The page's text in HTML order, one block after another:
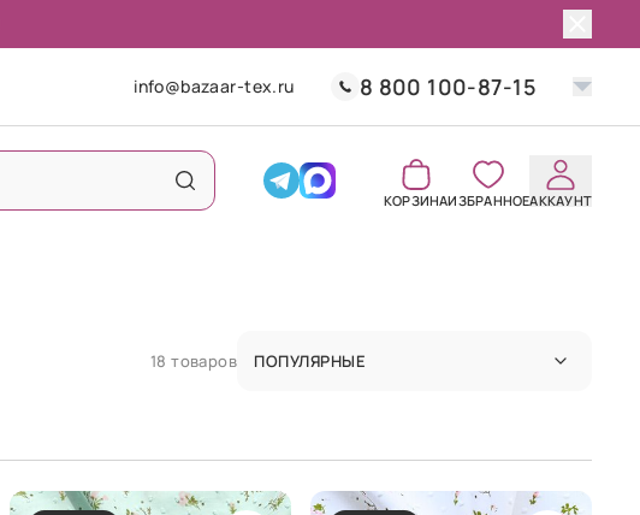
info@bazaar-tex.ru 8 800 100-87-15
КОРЗИНАИЗБРАННОЕАККАУНТ
18 товаров ПОПУЛЯРНЫЕ